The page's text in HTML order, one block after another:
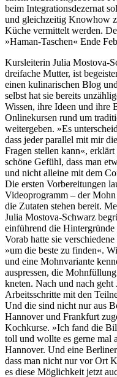
beim Integrationsdezernat
und gleichzeitig Knowhow
Küche vermittelt werden.
»Haman-Taschen« Ende
Kursleiterin Julia Mostova-
dreifache Mutter, ist
einen kulinarischen Blog
selbst hat sie bereits
Wissen, ihre Ideen und ihre
Onlinekursen rund um
weitergeben. »Es
dass jeder parallel mit mir
Fragen stellen kann«,
schöne Gefühl, dass man
und nicht alleine mit dem
Die ersten Vorbereitungen
Videoprogramm – der
die Zutaten stehen bereit.
Julia Mostova-Schwarz
einführend die
Vorab hatte sie
»um die beste zu finden«.
und eine Mohnvariante
auspressen, die
kneten. Nach und nach
Arbeitsschritte mit den
Und die sind nicht nur aus
Hannover und Frankfurt
Kochkurse. »Ich fand die
toll und wollte es gerne mal
Hannover. Und eine
dass man nicht nur vor Ort
es diese Möglichkeit jetzt